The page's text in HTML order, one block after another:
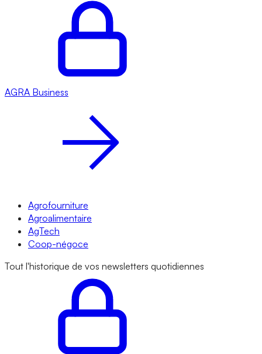
AGRA Business
Agrofourniture
Agroalimentaire
AgTech
Coop-négoce
Tout l'historique de vos newsletters quotidiennes